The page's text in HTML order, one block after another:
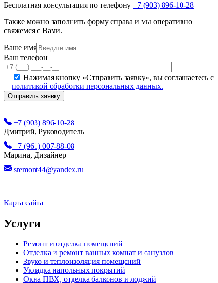
Бесплатная консультация по телефону +7 (903) 896-10-28
Также можно заполнить форму справа и мы оперативно
свяжемся с Вами.
Ваше имя
Ваш телефон
Нажимая кнопку «Отправить заявку», вы соглашаетесь с
политикой обработки персональных данных.
+7 (903) 896-10-28
Дмитрий, Руководитель
+7 (961) 007-88-08
Марина, Дизайнер
sremont44@yandex.ru
Карта сайта
Услуги
Ремонт и отделка помещений
Отделка и ремонт ванных комнат и санузлов
Звуко и теплоизоляция помещений
Укладка напольных покрытий
Окна ПВХ, отделка балконов и лоджий